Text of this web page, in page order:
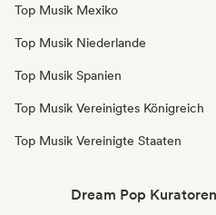
Top Musik Mexiko
Top Musik Niederlande
Top Musik Spanien
Top Musik Vereinigtes Königreich
Top Musik Vereinigte Staaten
Dream Pop